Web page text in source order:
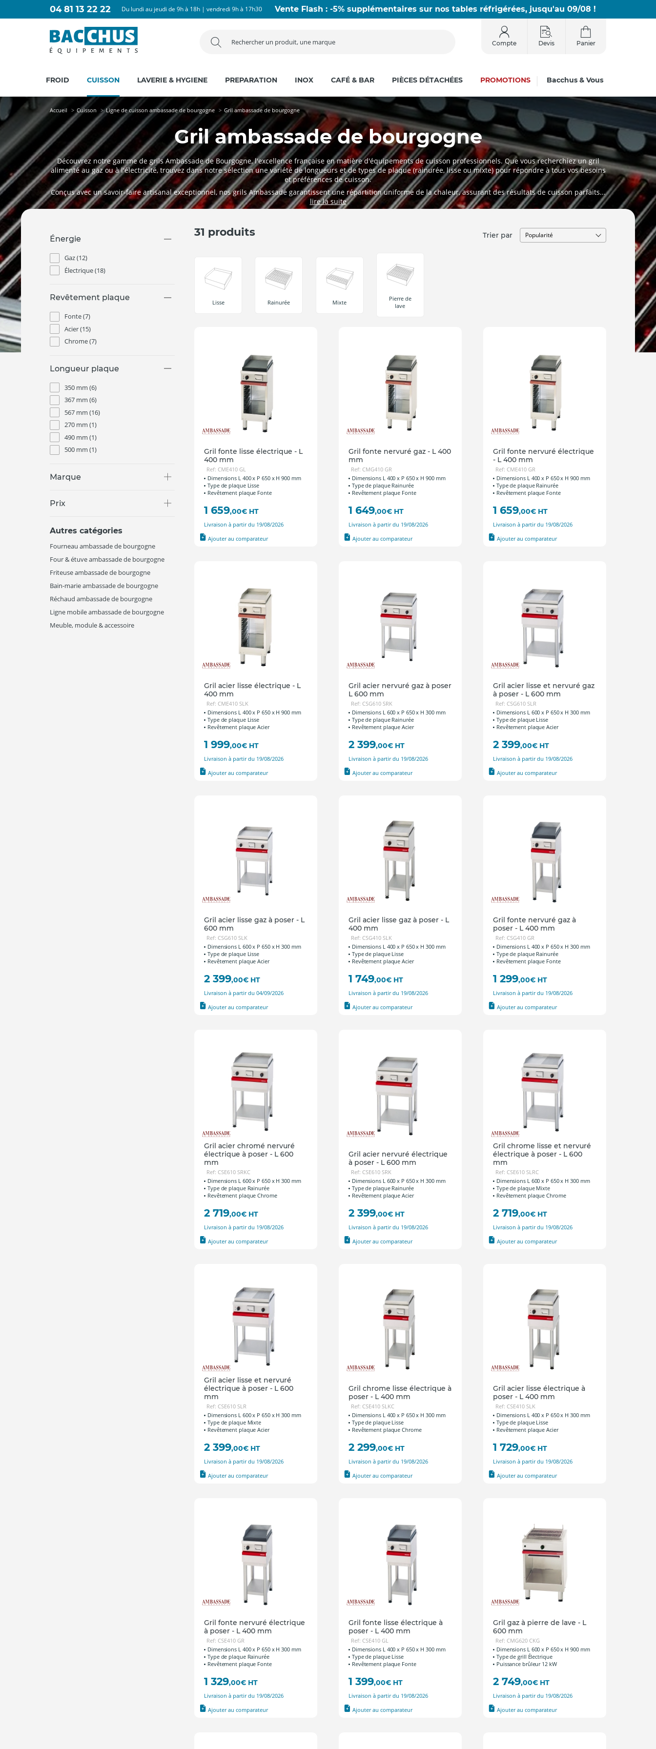
04 81 13 22 22 Du lundi au jeudi de 9h à 18h | vendredi 9h à 17h30 Vente Flash : -5% supplémentaires sur nos tables réfrigérées, jusqu'au 09/08 !
Compte Devis Panier
FROID CUISSON LAVERIE & HYGIENE PREPARATION INOX CAFÉ & BAR PIÈCES DÉTACHÉES PROMOTIONS Bacchus & Vous
Accueil Cuisson Ligne de cuisson ambassade de bourgogne Gril ambassade de bourgogne
Gril ambassade de bourgogne
Découvrez notre gamme de grils Ambassade de Bourgogne, l'excellence française en matière d'équipements de cuisson professionnels. Que vous recherchiez un gril
alimenté au gaz ou à l'électricité, trouvez dans notre sélection une variété de longueurs et de types de plaque (rainurée, lisse ou mixte) pour répondre à tous vos besoins
et préférences de cuisson.
Conçus avec un savoir-faire artisanal exceptionnel, nos grils Ambassade garantissent une répartition uniforme de la chaleur, assurant des résultats de cuisson parfaits...
Énergie
Gaz(12)
Électrique(18)
Revêtement plaque
Fonte(7)
Acier(15)
Chrome(7)
Longueur plaque
350 mm (6)
367 mm (6)
567 mm (16)
270 mm (1)
490 mm (1)
500 mm (1)
Marque
Prix
Autres catégories
Fourneau ambassade de bourgogne
Four & étuve ambassade de bourgogne
Friteuse ambassade de bourgogne
Bain-marie ambassade de bourgogne
Réchaud ambassade de bourgogne
Ligne mobile ambassade de bourgogne
Meuble, module & accessoire
31 produits Trier par
Lisse Rainurée Mixte
Pierre de
lave
Gril fonte lisse électrique - L
400 mm
Ref: CME410 GL
Dimensions L 400 x P 650 x H 900 mm
Type de plaque Lisse
Revêtement plaque Fonte
1 659,00€ HT
Livraison à partir du 19/08/2026
Ajouter au comparateur
Gril fonte nervuré gaz - L 400
mm
Ref: CMG410 GR
Dimensions L 400 x P 650 x H 900 mm
Type de plaque Rainurée
Revêtement plaque Fonte
1 649,00€ HT
Livraison à partir du 19/08/2026
Ajouter au comparateur
Gril fonte nervuré électrique
- L 400 mm
Ref: CME410 GR
Dimensions L 400 x P 650 x H 900 mm
Type de plaque Rainurée
Revêtement plaque Fonte
1 659,00€ HT
Livraison à partir du 19/08/2026
Ajouter au comparateur
Gril acier lisse électrique - L
400 mm
Ref: CME410 SLK
Dimensions L 400 x P 650 x H 900 mm
Type de plaque Lisse
Revêtement plaque Acier
1 999,00€ HT
Livraison à partir du 19/08/2026
Ajouter au comparateur
Gril acier nervuré gaz à poser
L 600 mm
Ref: CSG610 SRK
Dimensions L 600 x P 650 x H 300 mm
Type de plaque Rainurée
Revêtement plaque Acier
2 399,00€ HT
Livraison à partir du 19/08/2026
Ajouter au comparateur
Gril acier lisse et nervuré gaz
à poser - L 600 mm
Ref: CSG610 SLR
Dimensions L 600 x P 650 x H 300 mm
Type de plaque Lisse
Revêtement plaque Acier
2 399,00€ HT
Livraison à partir du 19/08/2026
Ajouter au comparateur
Gril acier lisse gaz à poser - L
600 mm
Ref: CSG610 SLK
Dimensions L 600 x P 650 x H 300 mm
Type de plaque Lisse
Revêtement plaque Acier
2 399,00€ HT
Livraison à partir du 04/09/2026
Ajouter au comparateur
Gril acier lisse gaz à poser - L
400 mm
Ref: CSG410 SLK
Dimensions L 400 x P 650 x H 300 mm
Type de plaque Lisse
Revêtement plaque Acier
1 749,00€ HT
Livraison à partir du 19/08/2026
Ajouter au comparateur
Gril fonte nervuré gaz à
poser - L 400 mm
Ref: CSG410 GR
Dimensions L 400 x P 650 x H 300 mm
Type de plaque Rainurée
Revêtement plaque Fonte
1 299,00€ HT
Livraison à partir du 19/08/2026
Ajouter au comparateur
Gril acier chromé nervuré
électrique à poser - L 600
mm
Ref: CSE610 SRKC
Dimensions L 600 x P 650 x H 300 mm
Type de plaque Rainurée
Revêtement plaque Chrome
2 719,00€ HT
Livraison à partir du 19/08/2026
Ajouter au comparateur
Gril acier nervuré électrique
à poser - L 600 mm
Ref: CSE610 SRK
Dimensions L 600 x P 650 x H 300 mm
Type de plaque Rainurée
Revêtement plaque Acier
2 399,00€ HT
Livraison à partir du 19/08/2026
Ajouter au comparateur
Gril chrome lisse et nervuré
électrique à poser - L 600
mm
Ref: CSE610 SLRC
Dimensions L 600 x P 650 x H 300 mm
Type de plaque Mixte
Revêtement plaque Chrome
2 719,00€ HT
Livraison à partir du 19/08/2026
Ajouter au comparateur
Gril acier lisse et nervuré
électrique à poser - L 600
mm
Ref: CSE610 SLR
Dimensions L 600 x P 650 x H 300 mm
Type de plaque Mixte
Revêtement plaque Acier
2 399,00€ HT
Livraison à partir du 19/08/2026
Ajouter au comparateur
Gril chrome lisse électrique à
poser - L 400 mm
Ref: CSE410 SLKC
Dimensions L 400 x P 650 x H 300 mm
Type de plaque Lisse
Revêtement plaque Chrome
2 299,00€ HT
Livraison à partir du 19/08/2026
Ajouter au comparateur
Gril acier lisse électrique à
poser - L 400 mm
Ref: CSE410 SLK
Dimensions L 400 x P 650 x H 300 mm
Type de plaque Lisse
Revêtement plaque Acier
1 729,00€ HT
Livraison à partir du 19/08/2026
Ajouter au comparateur
Gril fonte nervuré électrique
à poser - L 400 mm
Ref: CSE410 GR
Dimensions L 400 x P 650 x H 300 mm
Type de plaque Rainurée
Revêtement plaque Fonte
1 329,00€ HT
Livraison à partir du 19/08/2026
Ajouter au comparateur
Gril fonte lisse électrique à
poser - L 400 mm
Ref: CSE410 GL
Dimensions L 400 x P 650 x H 300 mm
Type de plaque Lisse
Revêtement plaque Fonte
1 399,00€ HT
Livraison à partir du 19/08/2026
Ajouter au comparateur
Gril gaz à pierre de lave - L
600 mm
Ref: CMG620 CKG
Dimensions L 600 x P 650 x H 900 mm
Type de grill Électrique
Puissance brûleur 12 kW
2 749,00€ HT
Livraison à partir du 19/08/2026
Ajouter au comparateur